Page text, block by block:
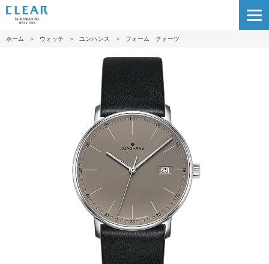
ホーム ＞ ウォッチ ＞ ユンハンス ＞ フォーム クォーツ